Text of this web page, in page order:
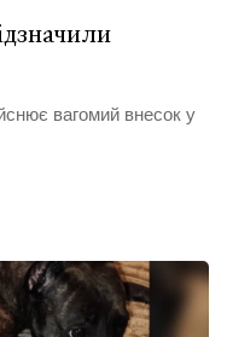
вагомий внесок у